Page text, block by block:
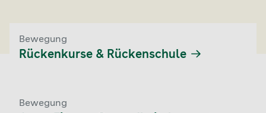
Bewegung
Rückenkurse & Rückenschule
Bewegung